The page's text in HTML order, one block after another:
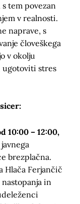
tem povezan
v realnosti.
naprave, s
človeškega
v okolju
ugotoviti stres
10:00 – 12:00,
brezplačna.
Hlača Ferjančič
nastopanja in